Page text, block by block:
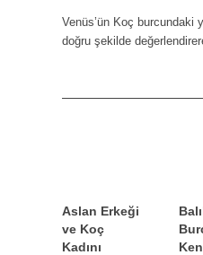
Venüs’ün Koç burcundaki
doğru şekilde
Aslan Erkeği
ve Koç
Kadını